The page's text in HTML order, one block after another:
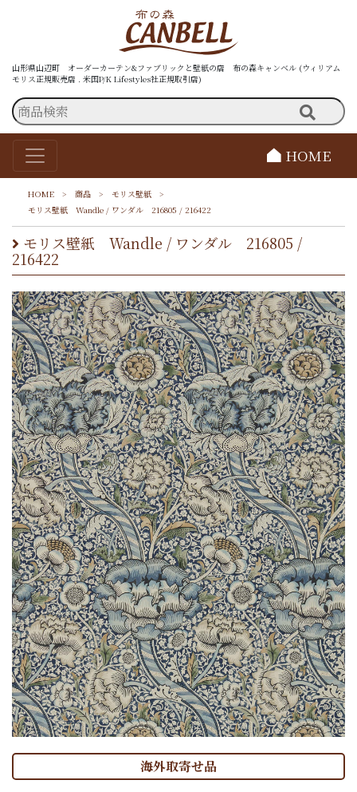
山形県山辺町 オーダーカーテン&ファブリックと壁紙の店 布の森キャンベル (ウィリアム
モリス正規販売店 . 米国P/K Lifestyles社正規取引店)
HOME
HOME > 商品 > モリス壁紙
>
モリス壁紙 Wandle / ワンダル 216805 / 216422
モリス壁紙 Wandle / ワンダル 216805 /
216422
海外取寄せ品